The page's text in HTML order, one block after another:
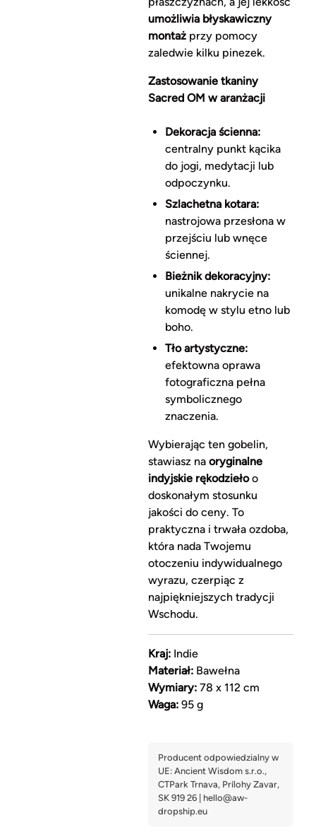
umożliwia błyskawiczny
montażprzy pomocy
zaledwie kilku pinezek.
Zastosowanie tkaniny
Sacred OM w aranżacji
Dekoracja ścienna:
centralny punkt kącika
do jogi, medytacji lub
odpoczynku.
Szlachetna kotara:
nastrojowa przesłona w
przejściu lub wnęce
ściennej.
Bieżnik dekoracyjny:
unikalne nakrycie na
komodę w stylu etno lub
boho.
Tło artystyczne:
efektowna oprawa
fotograficzna pełna
symbolicznego
znaczenia.
Wybierając ten gobelin,
stawiasz na oryginalne
indyjskie rękodziełoo
doskonałym stosunku
jakości do ceny. To
praktyczna i trwała ozdoba,
która nada Twojemu
otoczeniu indywidualnego
wyrazu, czerpiąc z
najpiękniejszych tradycji
Wschodu.
Kraj:Indie
Materiał:Bawełna
Wymiary:78 x 112 cm
Waga:95 g